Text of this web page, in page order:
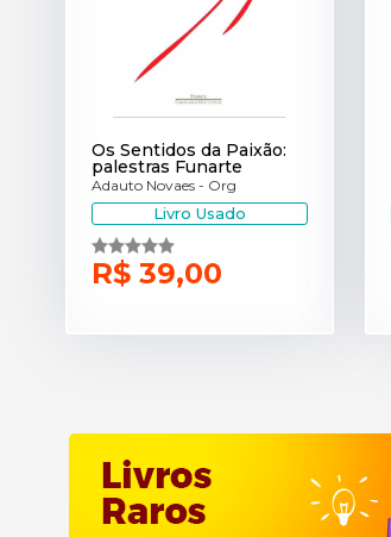
Os Sentidos da Paixão:
palestras Funarte
Adauto Novaes - Org
Livro Usado
R$ 39,00